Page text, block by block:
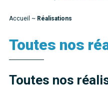
Accueil ~ Réalisations
Toutes nos
Toutes nos